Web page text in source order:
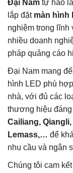
Đại Nam tự hào
lắp đặt màn hình
nghiệm trong lĩnh
nhiều doanh
pháp quảng cáo
Đại Nam mang
hình LED phù
nhà, với đủ các
thương hiệu
Cailiang,
Lemass,… để
nhu cầu và ngân
Chúng tôi cam